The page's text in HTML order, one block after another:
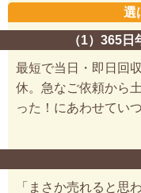
選
（1）365
最短で当日・即日回
休。急なご依頼から
った！にあわせてい
「まさか売れると思